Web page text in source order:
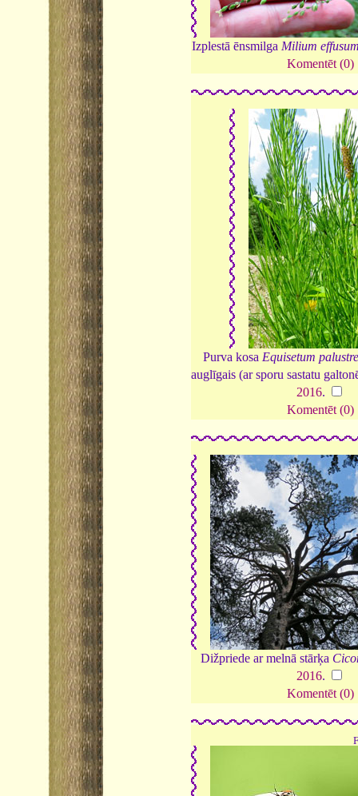
Izplestā ēnsmilga Milium
Komentēt (0)
Purva kosa Equisetum palustre
auglīgais (ar sporu sastatu
2016.
Komentēt (0)
Dižpriede ar melnā stārķa
2016.
Komentēt (0)